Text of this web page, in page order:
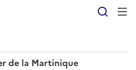
de la Martinique